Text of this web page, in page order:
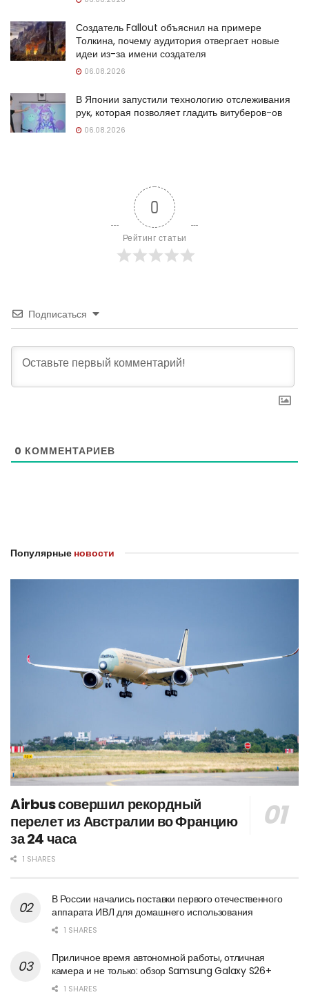
Создатель Fallout объяснил на примере
Толкина, почему аудитория отвергает новые
идеи из-за имени создателя
06.08.2026
В Японии запустили технологию отслеживания
рук, которая позволяет гладить витуберов-ов
06.08.2026
0
Рейтинг статьи
Подписаться
0 КОММЕНТАРИЕВ
Популярные новости
Airbus совершил рекордный
перелет из Австралии во Францию
за 24 часа
1 SHARES
В России начались поставки первого отечественного
аппарата ИВЛ для домашнего использования
1 SHARES
Приличное время автономной работы, отличная
камера и не только: обзор Samsung Galaxy S26+
1 SHARES